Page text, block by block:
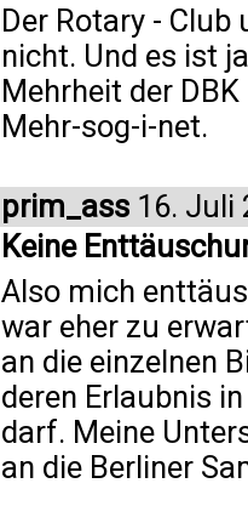
Der Rotary -
nicht. Und es ist
Mehrheit der
Mehr-sog-i-net.
prim_ass 16. Juli
Keine
Also mich
war eher zu
an die einzelnen
deren Erlaubnis
darf. Meine
an die Berliner